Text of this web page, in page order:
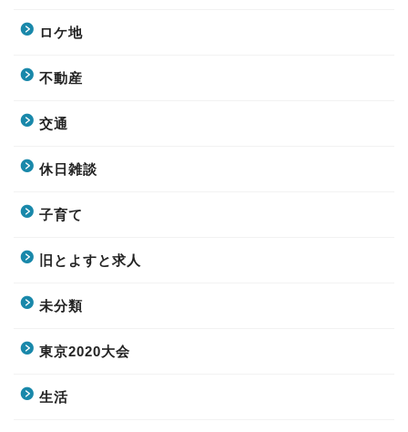
ロケ地
不動産
交通
休日雑談
子育て
旧とよすと求人
未分類
東京2020大会
生活